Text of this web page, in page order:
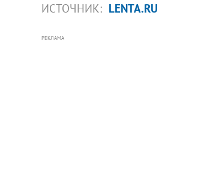
ИСТОЧНИК: LENTA.RU
РЕКЛАМА